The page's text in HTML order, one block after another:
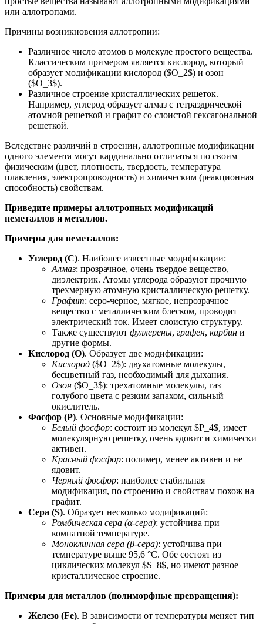
или аллотропами.
Причины возникновения аллотропии:
Различное число атомов в молекуле простого вещества.
Классическим примером является кислород, который
образует модификации кислород ($O_2$) и озон
($O_3$).
Различное строение кристаллических решеток.
Например, углерод образует алмаз с тетраэдрической
атомной решеткой и графит со слоистой гексагональной
решеткой.
Вследствие различий в строении, аллотропные модификации
одного элемента могут кардинально отличаться по своим
физическим (цвет, плотность, твердость, температура
плавления, электропроводность) и химическим (реакционная
способность) свойствам.
Приведите примеры аллотропных модификаций
неметаллов и металлов.
Примеры для неметаллов:
Углерод (C). Наиболее известные модификации:
Алмаз: прозрачное, очень твердое вещество,
диэлектрик. Атомы углерода образуют прочную
трехмерную атомную кристаллическую решетку.
Графит: серо-черное, мягкое, непрозрачное
вещество с металлическим блеском, проводит
электрический ток. Имеет слоистую структуру.
Также существуют фуллерены, графен, карбин и
другие формы.
Кислород (O). Образует две модификации:
Кислород ($O_2$): двухатомные молекулы,
бесцветный газ, необходимый для дыхания.
Озон ($O_3$): трехатомные молекулы, газ
голубого цвета с резким запахом, сильный
окислитель.
Фосфор (P). Основные модификации:
Белый фосфор: состоит из молекул $P_4$, имеет
молекулярную решетку, очень ядовит и химически
активен.
Красный фосфор: полимер, менее активен и не
ядовит.
Черный фосфор: наиболее стабильная
модификация, по строению и свойствам похож на
графит.
Сера (S). Образует несколько модификаций:
Ромбическая сера (α-сера): устойчива при
комнатной температуре.
Моноклинная сера (β-сера): устойчива при
температуре выше 95,6 °C. Обе состоят из
циклических молекул $S_8$, но имеют разное
кристаллическое строение.
Примеры для металлов (полиморфные превращения):
Железо (Fe). В зависимости от температуры меняет тип